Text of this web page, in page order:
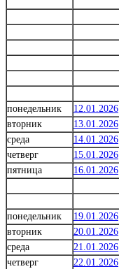
понедельник
12.01.2026
вторник
13.01.2026
среда
14.01.2026
четверг
15.01.2026
пятница
16.01.2026
понедельник
19.01.2026
вторник
20.01.2026
среда
21.01.2026
четверг
22.01.2026